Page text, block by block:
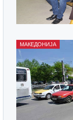
МАКЕДОНИЈА